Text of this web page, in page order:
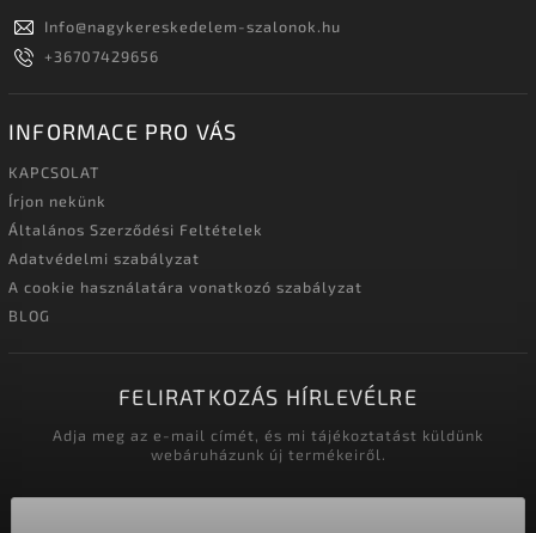
Info@nagykereskedelem-szalonok.hu
+36707429656
INFORMACE PRO VÁS
KAPCSOLAT
Írjon nekünk
Általános Szerződési Feltételek
Adatvédelmi szabályzat
A cookie használatára vonatkozó szabályzat
BLOG
FELIRATKOZÁS HÍRLEVÉLRE
Adja meg az e-mail címét, és mi tájékoztatást küldünk
webáruházunk új termékeiről.